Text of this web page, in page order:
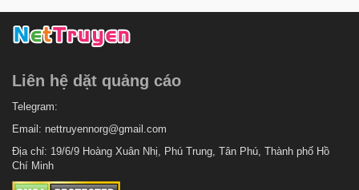
Chapter 1
Liên hệ dặt quảng cáo
Telegram:
Email: nettruyennorg@gmail.com
Địa chỉ: 19/6/9 Hoàng Xuân Nhị, Phú Trung, Tân Phú, Thành phố Hồ
Chí Minh